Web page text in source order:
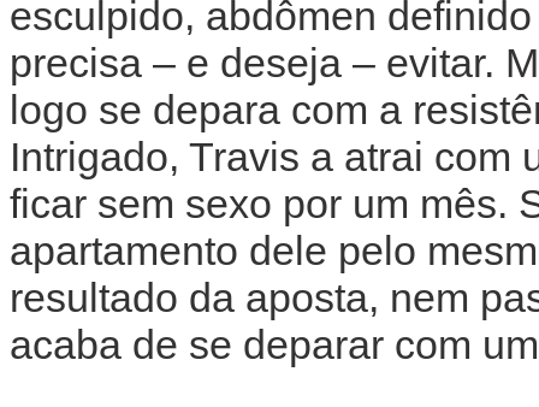
esculpido, abdômen
precisa – e deseja – evitar.
logo se depara com a
Intrigado, Travis a atrai com
ficar sem sexo por um mês.
apartamento dele pelo
resultado da aposta, nem
acaba de se deparar com